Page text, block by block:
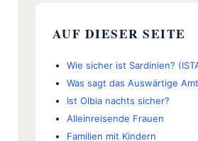
AUF DIESER SEITE
Wie sicher ist Sardinien?
Was sagt das Auswärtige
Ist Olbia nachts sicher?
Allein­reisende Frauen
Familien mit Kindern